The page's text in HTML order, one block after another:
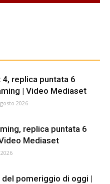
replica puntata 6
| Video Mediaset
2026
replica puntata 6
Mediaset
pomeriggio di oggi |